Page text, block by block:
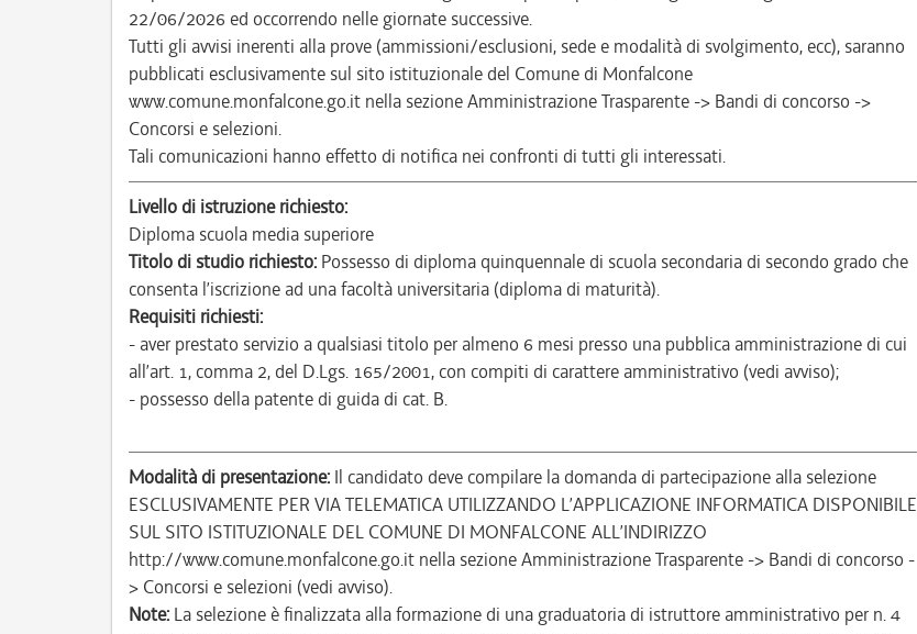
22/06/2026 ed occorrendo nelle giornate successive.
Tutti gli avvisi inerenti alla prove (ammissioni/esclusioni, sede e modalità di svolgimento, ecc), saranno
pubblicati esclusivamente sul sito istituzionale del Comune di Monfalcone
www.comune.monfalcone.go.it nella sezione Amministrazione Trasparente -> Bandi di concorso ->
Concorsi e selezioni.
Tali comunicazioni hanno effetto di notifica nei confronti di tutti gli interessati.
Livello di istruzione richiesto:
Diploma scuola media superiore
Titolo di studio richiesto: Possesso di diploma quinquennale di scuola secondaria di secondo grado che
consenta l’iscrizione ad una facoltà universitaria (diploma di maturità).
Requisiti richiesti:
- aver prestato servizio a qualsiasi titolo per almeno 6 mesi presso una pubblica amministrazione di cui
all’art. 1, comma 2, del D.Lgs. 165/2001, con compiti di carattere amministrativo (vedi avviso);
- possesso della patente di guida di cat. B.
Modalità di presentazione: Il candidato deve compilare la domanda di partecipazione alla selezione
ESCLUSIVAMENTE PER VIA TELEMATICA UTILIZZANDO L’APPLICAZIONE INFORMATICA DISPONIBILE
SUL SITO ISTITUZIONALE DEL COMUNE DI MONFALCONE ALL’INDIRIZZO
http://www.comune.monfalcone.go.it nella sezione Amministrazione Trasparente -> Bandi di concorso -
> Concorsi e selezioni (vedi avviso).
Note: La selezione è finalizzata alla formazione di una graduatoria di istruttore amministrativo per n. 4